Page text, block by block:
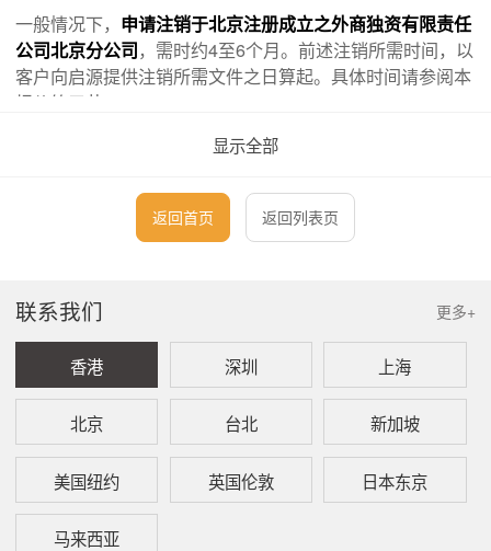
一般情况下， 申请注销于北京注册成立之外商独资有限责任
公司北京分公司，需时约4至6个月。前述注销所需时间，以
客户向启源提供注销所需文件之日算起。具体时间请参阅本
报价第三节。
如果客户拟注销之北京分公司需要另行申请牌照或许可的注
应延长。详情敬请向本所之专业顾问查询。
1、
本所代理申请注销于北京注册成立之外商独资
有限责任公司北京分公司的服务费用为
RMB15,000起。本所之收费具体包含下列服
（1） 准备注销申请文件
（2） 办理税务清算注销
（3） 办理营业执照注销
显示全部
返回首页 返回列表页
更多+
联系我们
香港 深圳 上海
北京 台北 新加坡
美国纽约 英国伦敦 日本东京
马来西亚